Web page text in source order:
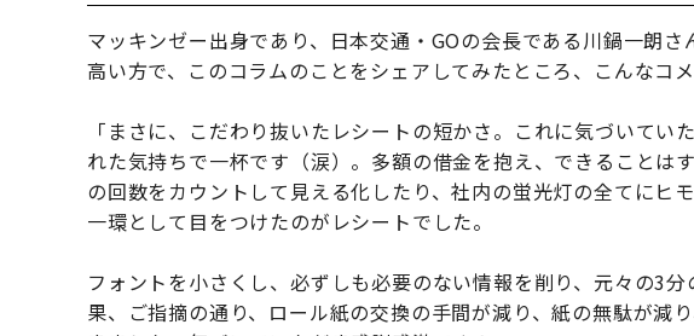
マッキンゼー出身であり、日本交通・GOの会長である川鍋一朗
高い方で、このコラムのことをシェアしてみたところ、こんなコ
「まさに、こだわり抜いたレシートの短かさ。これに気づいてい
れた気持ちで一杯です（涙）。多額の借金を抱え、できることは
の回数をカウントして見える化したり、社内の蛍光灯の全てにヒ
一環として目をつけたのがレシートでした。
フォントを小さくし、必ずしも必要のない情報を削り、元々の3
果、ご指摘の通り、ロール紙の交換の手間が減り、紙の無駄が減